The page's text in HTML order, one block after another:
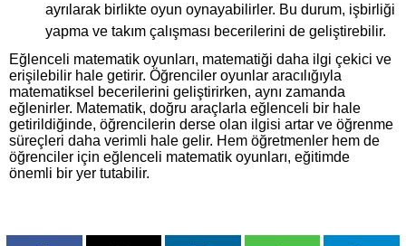
ayrılarak birlikte oyun oynayabilirler. Bu durum, işbirliği
yapma ve takım çalışması becerilerini de geliştirebilir.
Eğlenceli matematik oyunları, matematiği daha ilgi çekici ve
erişilebilir hale getirir. Öğrenciler oyunlar aracılığıyla
matematiksel becerilerini geliştirirken, aynı zamanda
eğlenirler. Matematik, doğru araçlarla eğlenceli bir hale
getirildiğinde, öğrencilerin derse olan ilgisi artar ve öğrenme
süreçleri daha verimli hale gelir. Hem öğretmenler hem de
öğrenciler için eğlenceli matematik oyunları, eğitimde
önemli bir yer tutabilir.